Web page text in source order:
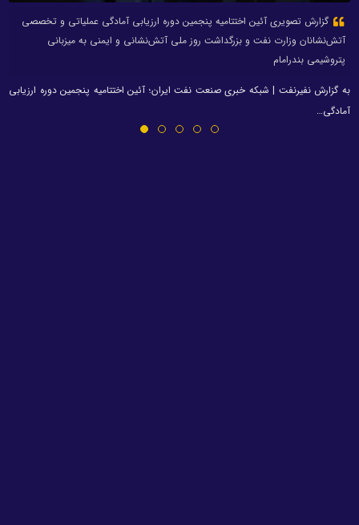
گزارش تصویری آئین اختتامیه پنجمین دوره ارزیابی آمادگی عملیاتی و تخصصی
آتش‌نشانان وزارت نفت و بزرگداشت روز ملی آتش‌نشانی و ایمنی به میزبانی
پتروشیمی بندرامام
به گزارش نفیرنفت | شبکه خبری صنعت نفت ایران؛ آئین اختتامیه پنجمین دوره ارزیابی
آمادگی…